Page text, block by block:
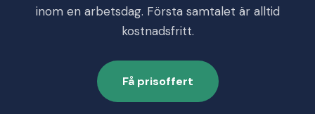
inom en arbetsdag. Första samtalet är alltid
kostnadsfritt.
Få prisoffert